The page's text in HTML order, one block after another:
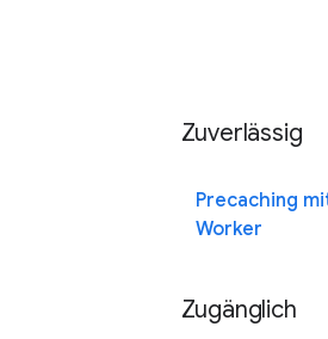
Zuverlässig
Precaching
Worker
Zugänglich